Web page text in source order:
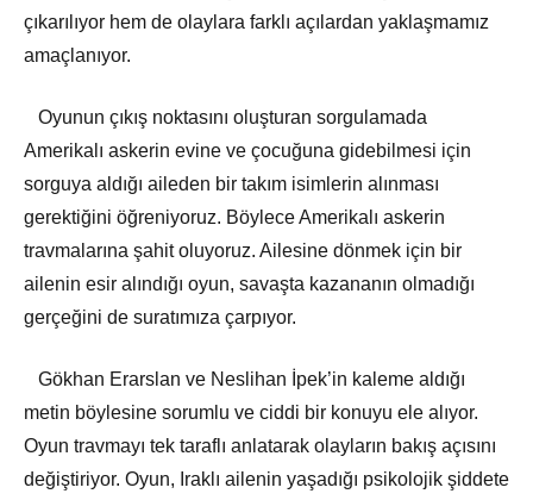
çıkarılıyor hem de olaylara farklı açılardan yaklaşmamız
amaçlanıyor.
Oyunun çıkış noktasını oluşturan sorgulamada
Amerikalı askerin evine ve çocuğuna gidebilmesi için
sorguya aldığı aileden bir takım isimlerin alınması
gerektiğini öğreniyoruz. Böylece Amerikalı askerin
travmalarına şahit oluyoruz. Ailesine dönmek için bir
ailenin esir alındığı oyun, savaşta kazananın olmadığı
gerçeğini de suratımıza çarpıyor.
Gökhan Erarslan ve Neslihan İpek’in kaleme aldığı
metin böylesine sorumlu ve ciddi bir konuyu ele alıyor.
Oyun travmayı tek taraflı anlatarak olayların bakış açısını
değiştiriyor. Oyun, Iraklı ailenin yaşadığı psikolojik şiddete